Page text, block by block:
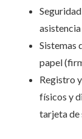
Sistemas
papel
Registro
físicos y
tarjeta de